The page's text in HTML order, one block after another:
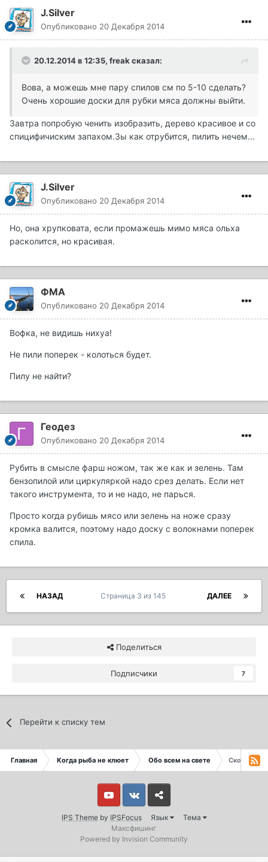
J.Silver
Опубликовано 20 Декабря 2014
20.12.2014 в 12:35, freak сказал:
Вова, а можешь мне пару спилов см по 5-10 сделать?
Очень хорошие доски для рубки мяса должны выйти.
Завтра попробую ченить изобразить, дерево красивое и со
спицифичиским запахом.Зы как отрубится, пилить нечем...
J.Silver
Опубликовано 20 Декабря 2014
Но, она хрупковата, если промажешь мимо мяса ольха
расколится, но красивая.
ФМА
Опубликовано 20 Декабря 2014
Вофка, не видишь нихуа!
Не пили поперек - колоться будет.
Пилу не найти?
Геодез
Опубликовано 20 Декабря 2014
Рубить в смысле фарш ножом, так же как и зелень. Там
бензопилой или циркуляркой надо срез делать. Если нет
такого инструмента, то и не надо, не парься.
Просто когда рубишь мясо или зелень на ноже сразу
кромка валится, поэтому надо доску с волокнами поперек
спила.
НАЗАД ДАЛЕЕ
Страница 3 из 145
Поделиться
Подписчики 7
Перейти к списку тем
Главная Когда рыба не клюет Обо всем на свете Сколько
IPS Themeby IPSFocus Язык Тема
Youtube VkontakteYandex
Максфишинг
Powered by Invision Community